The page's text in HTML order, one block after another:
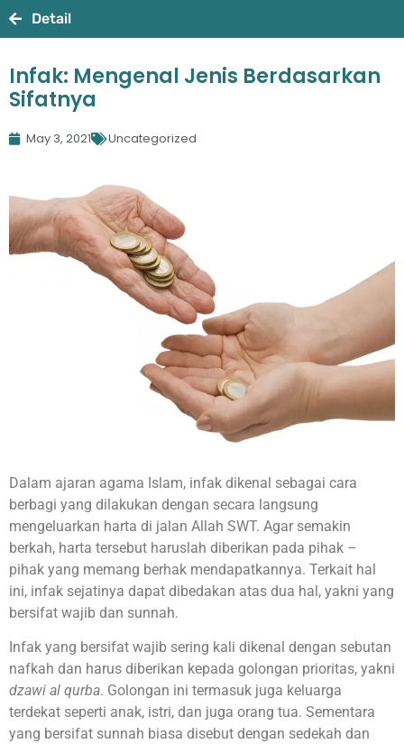
Detail
Infak: Mengenal Jenis Berdasarkan
Sifatnya
May 3, 2021 Uncategorized
Dalam ajaran agama Islam, infak dikenal sebagai cara
berbagi yang dilakukan dengan secara langsung
mengeluarkan harta di jalan Allah SWT. Agar semakin
berkah, harta tersebut haruslah diberikan pada pihak –
pihak yang memang berhak mendapatkannya. Terkait hal
ini, infak sejatinya dapat dibedakan atas dua hal, yakni yang
bersifat wajib dan sunnah.
Infak yang bersifat wajib sering kali dikenal dengan sebutan
nafkah dan harus diberikan kepada golongan prioritas, yakni
dzawi al qurba. Golongan ini termasuk juga keluarga
terdekat seperti anak, istri, dan juga orang tua. Sementara
yang bersifat sunnah biasa disebut dengan sedekah dan